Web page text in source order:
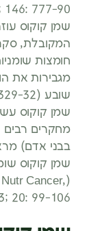
777-90)
שמן קוקוס
המקובלת,
חומצות
מגבירות את
שובע (J Nutr, 2002; 132: 329-32).
שמן קוקוס
מחקרים רבים
בבני אדם)
שמן קוקוס
Cancer,
20: 99-106).